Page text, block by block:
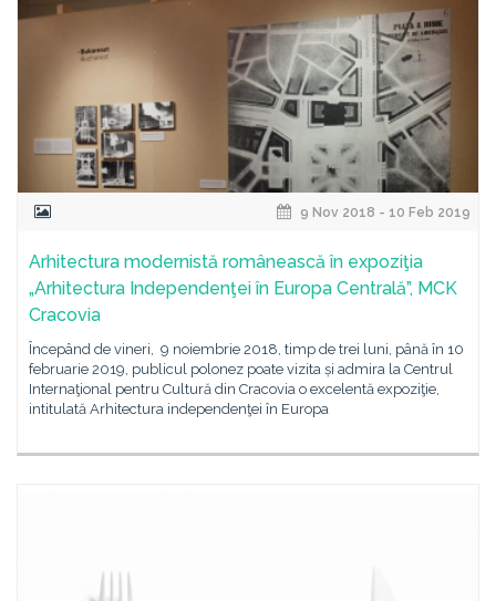
9 Nov 2018 - 10 Feb 2019
Arhitectura modernistă românească în expoziţia
„Arhitectura Independenţei în Europa Centrală”, MCK
Cracovia
Începând de vineri, 9 noiembrie 2018, timp de trei luni, până în 10
februarie 2019, publicul polonez poate vizita și admira la Centrul
Internaţional pentru Cultură din Cracovia o excelentă expoziţie,
intitulată Arhitectura independenţei în Europa